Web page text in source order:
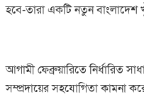
হবে-তারা একটি নতুন বাংলাদেশ
আগামী ফেব্রুয়ারিতে নির্ধারিত
সম্প্রদায়ের সহযোগিতা কামনা